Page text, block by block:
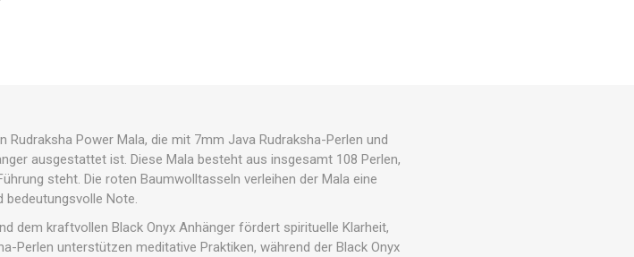
Power Mala, die mit 7mm Java Rudraksha-Perlen und
ausgestattet ist. Diese Mala besteht aus insgesamt 108 Perlen,
steht. Die roten Baumwolltasseln verleihen der Mala eine
bedeutungsvolle Note.
dem kraftvollen Black Onyx Anhänger fördert spirituelle Klarheit,
Perlen unterstützen meditative Praktiken, während der Black Onyx